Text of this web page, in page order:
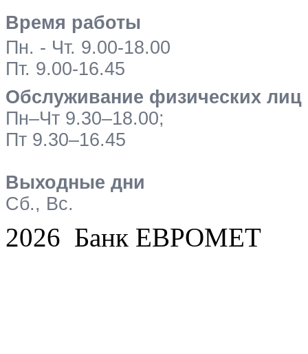
Время работы
Пн. - Чт. 9.00-18.00
Пт. 9.00-16.45
Обслуживание физических лиц
Пн–Чт 9.30–18.00;
Пт 9.30–16.45
Выходные дни
Сб., Вс.
2026 Банк ЕВРОМЕТ